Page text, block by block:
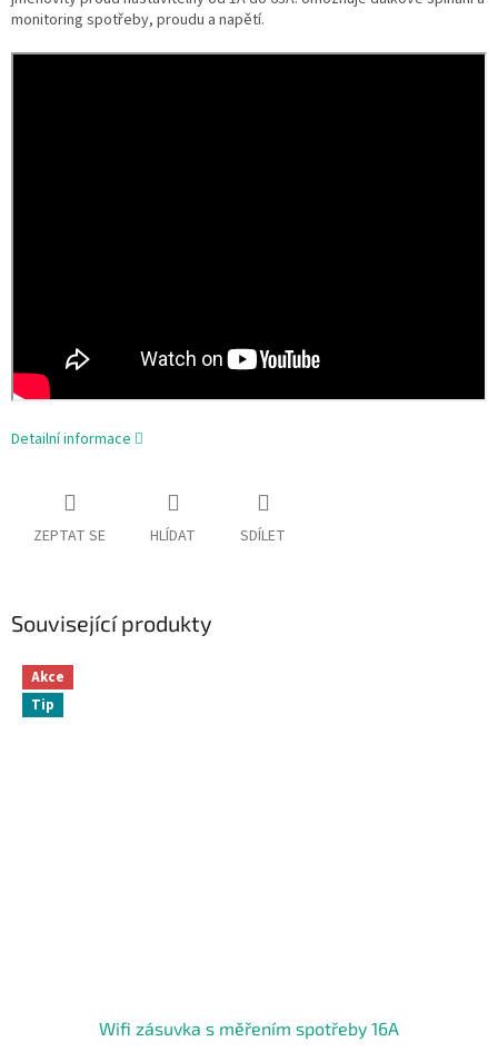
monitoring spotřeby, proudu a napětí.
Detailní informace
ZEPTAT SE HLÍDAT SDÍLET
Související produkty
Akce
Tip
Wifi zásuvka s měřením spotřeby 16A